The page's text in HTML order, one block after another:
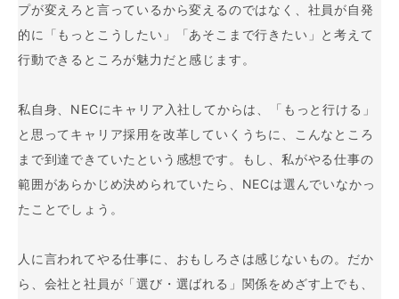
プが変えろと言っているから変えるのではなく、社員が自発
的に「もっとこうしたい」「あそこまで行きたい」と考えて
行動できるところが魅力だと感じます。
私自身、NECにキャリア入社してからは、「もっと行ける」
と思ってキャリア採用を改革していくうちに、こんなところ
まで到達できていたという感想です。もし、私がやる仕事の
範囲があらかじめ決められていたら、NECは選んでいなかっ
たことでしょう。
人に言われてやる仕事に、おもしろさは感じないもの。だか
ら、会社と社員が「選び・選ばれる」関係をめざす上でも、